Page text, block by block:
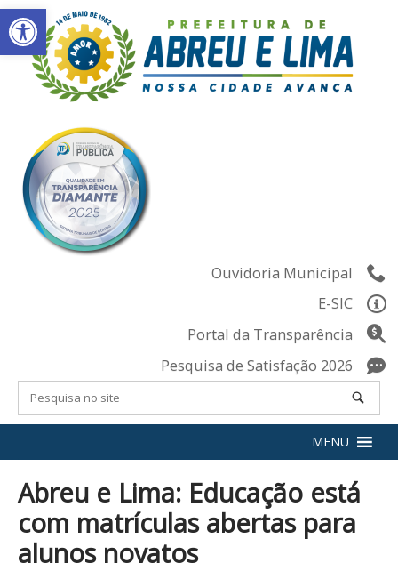
Abrir a barra de ferramentas
Skip
to
content
Ouvidoria Municipal
E-SIC
Portal da Transparência
Pesquisa de Satisfação 2026
MENU
Abreu e Lima: Educação está
com matrículas abertas para
alunos novatos